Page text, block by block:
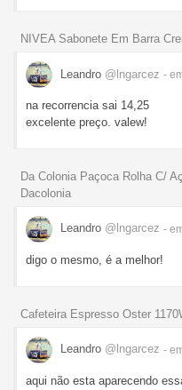
NIVEA Sabonete Em Barra
Leandro @lngarcez -
na recorrencia sai 14,25
excelente preço. valew!
Da Colonia Paçoca Rolha C/
Dacolonia
Leandro @lngarcez -
digo o mesmo, é a melhor!
Cafeteira Espresso Oster
Leandro @lngarcez -
aqui não esta aparecendo